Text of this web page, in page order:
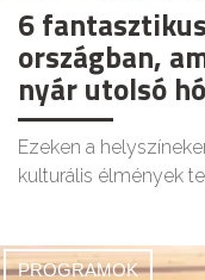
6
országban,
nyár utolsó
Ezeken a
kulturális élmények
PROGRAMOK